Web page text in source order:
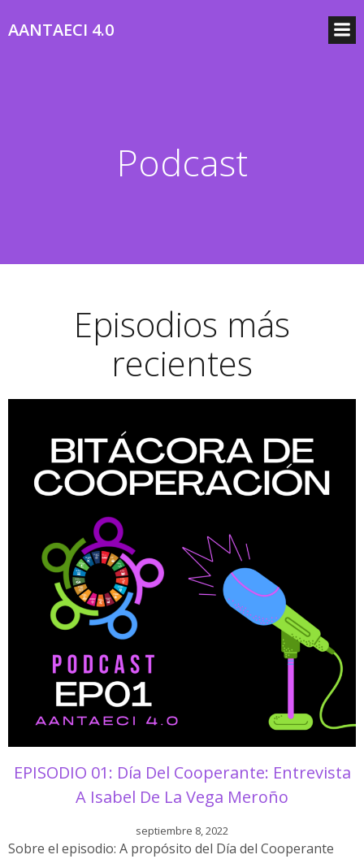
AANTAECI 4.0
Podcast
Episodios más
recientes
EPISODIO 01: Día Del Cooperante: Entrevista
A Isabel De La Vega Meroño
septiembre 8, 2022
Sobre el episodio: A propósito del Día del Cooperante